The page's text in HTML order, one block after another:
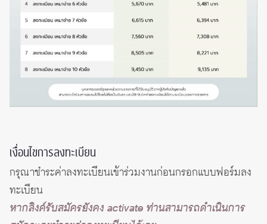
เงื่อนไขการลงทะเบียน
กรุณาชำระค่าลงทะเบียนเข้าร่วมงานก่อนกรอกแบบฟอร์มลง
ทะเบียน
หากลิงค์รับสมัครยังคง activate ท่านสามารถดำเนินการ